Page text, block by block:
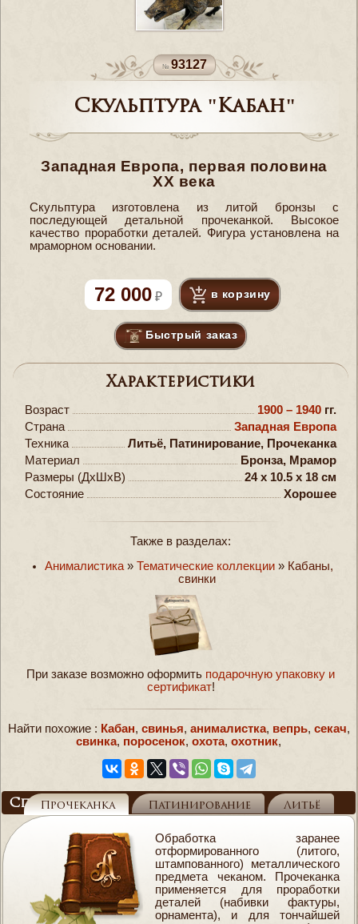
93127
Скульптура "Кабан"
Западная Европа, первая половина
XX века
Скульптура изготовлена из литой бронзы с
последующей детальной прочеканкой. Высокое
качество проработки деталей. Фигура установлена на
мраморном основании.
72 000 в корзину
Быстрый заказ
Характеристики
Возраст 1900 – 1940 гг.
Страна
Западная Европа
Техника
Литьё, Патинирование, Прочеканка
Материал
Бронза, Мрамор
Размеры (ДxШxВ)
24 x 10.5 x 18 см
Состояние
Хорошее
Также в разделах:
Анималистика » Тематические коллекции » Кабаны,
свинки
При заказе возможно оформить подарочную упаковку и
сертификат!
Найти похожие : Кабан, свинья, анималистка, вепрь, секач,
свинка, поросенок, охота, охотник,
Справочник
Прочеканка Патинирование Литьё
Обработка заранее
отформированного (литого,
штампованного) металлического
предмета чеканом. Прочеканка
применяется для проработки
деталей (набивки фактуры,
орнамента), и для тончайшей